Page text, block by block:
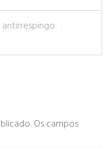
Os campos